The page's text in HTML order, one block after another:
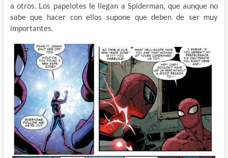
a otros. Los papelotes le llegan a Spiderman, que aunque no
sabe que hacer con ellos supone que deben de ser muy
importantes.